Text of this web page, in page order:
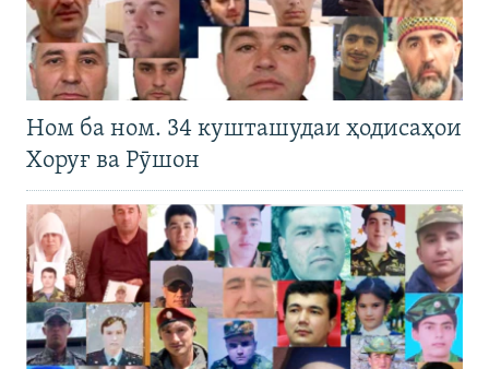
Ном ба ном. 34 кушташудаи ҳодисаҳои
Хоруғ ва Рӯшон